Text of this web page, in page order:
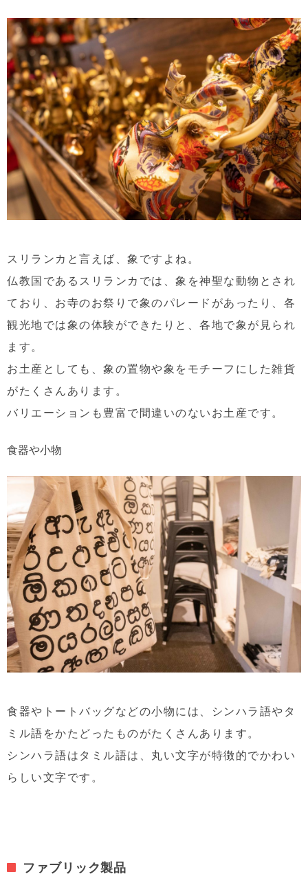
スリランカと言えば、象ですよね。
仏教国であるスリランカでは、象を神聖な動物とされ
ており、お寺のお祭りで象のパレードがあったり、各
観光地では象の体験ができたりと、各地で象が見られ
ます。
お土産としても、象の置物や象をモチーフにした雑貨
がたくさんあります。
バリエーションも豊富で間違いのないお土産です。
食器や小物
食器やトートバッグなどの小物には、シンハラ語やタ
ミル語をかたどったものがたくさんあります。
シンハラ語はタミル語は、丸い文字が特徴的でかわい
らしい文字です。
ファブリック製品